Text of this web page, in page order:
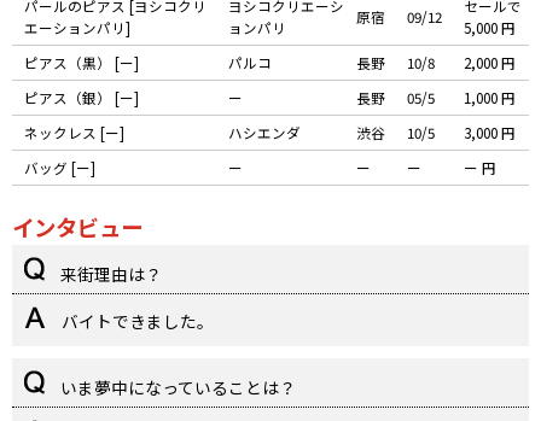
パールのピアス [ヨシコクリ
エーションパリ]
ヨシコクリエーシ
ョンパリ
原宿 09/12
セールで
5,000 円
ピアス（黒） [ー]
パルコ 長野 10/8
2,000 円
ピアス（銀） [ー]
ー 長野 05/5
1,000 円
ネックレス [ー]
ハシエンダ 渋谷 10/5
3,000 円
バッグ [ー]
ー ー ー ー 円
インタビュー
来街理由は？
バイトできました。
いま夢中になっていることは？